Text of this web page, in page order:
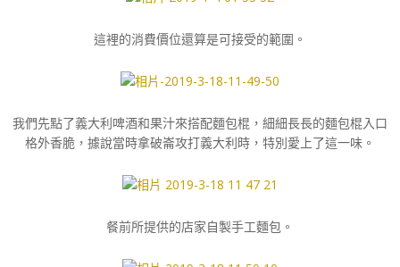
這裡的消費價位還算是可接受的範圍。
我們先點了義大利啤酒和果汁來搭配麵包棍，細細長長的麵包棍入口
格外香脆，據說當時拿破崙攻打義大利時，特別愛上了這一味。
餐前所提供的店家自製手工麵包。